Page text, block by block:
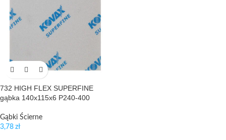
732 HIGH FLEX SUPERFINE
gąbka 140x115x6 P240-400
Gąbki Ścierne
3,78 zł